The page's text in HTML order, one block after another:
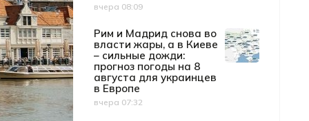
Дата публикации
вчера 08:09
Рим и Мадрид снова во
власти жары, а в Киеве
– сильные дожди:
прогноз погоды на 8
августа для украинцев
в Европе
Дата публикации
вчера 07:32